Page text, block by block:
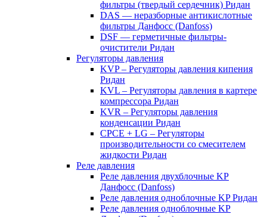
фильтры (твердый сердечник) Ридан
DAS — неразборные антикислотные
фильтры Данфосс (Danfoss)
DSF — герметичные фильтры-
очистители Ридан
Регуляторы давления
KVP – Регуляторы давления кипения
Ридан
KVL – Регуляторы давления в картере
компрессора Ридан
KVR – Регуляторы давления
конденсации Ридан
CPCE + LG – Регуляторы
производительности со смесителем
жидкости Ридан
Реле давления
Реле давления двухблочные KP
Данфосс (Danfoss)
Реле давления одноблочные KP Ридан
Реле давления одноблочные KP